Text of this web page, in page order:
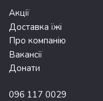
Акції
Доставка їжі
Про компанію
Вакансії
Донати
096 117 0029